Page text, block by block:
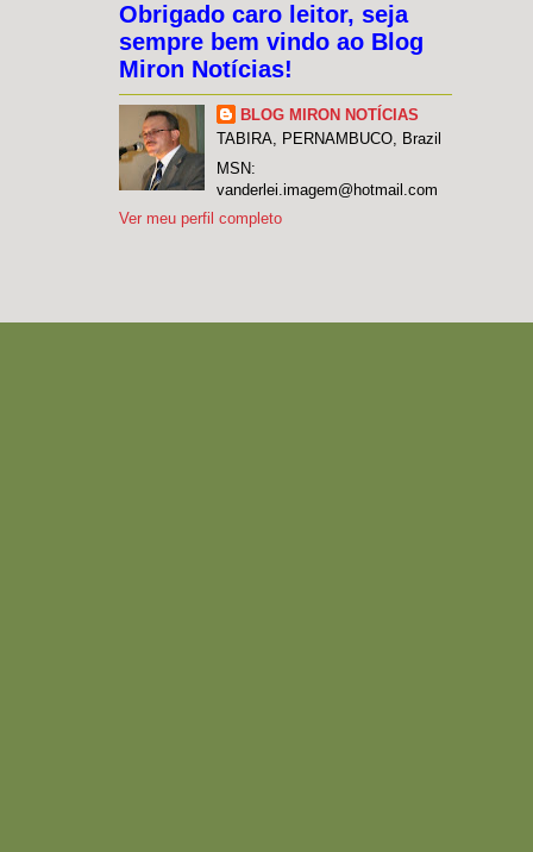
Obrigado caro leitor, seja
sempre bem vindo ao Blog
Miron Notícias!
BLOG MIRON NOTÍCIAS
TABIRA, PERNAMBUCO, Brazil
MSN:
vanderlei.imagem@hotmail.com
Ver meu perfil completo